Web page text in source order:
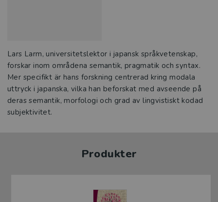
Lars Larm, universitetslektor i japansk språkvetenskap,
forskar inom områdena semantik, pragmatik och syntax.
Mer specifikt är hans forskning centrerad kring modala
uttryck i japanska, vilka han beforskat med avseende på
deras semantik, morfologi och grad av lingvistiskt kodad
subjektivitet.
Produkter